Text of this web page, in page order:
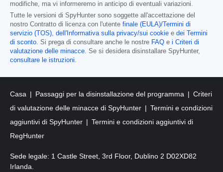
modifiche, ma vi informeremo in anticipo di eventuali variazioni.
Tutte le versioni di SpyHunter sono soggette all'accettazione del
nostro Contratto di licenza con l'utente finale (EULA)/Termini di
servizio (TOS), dell'Informativa sulla privacy/sui cookie e dei Termini
di sconto. Si prega di consultare anche le nostre FAQ e i Criteri di
valutazione delle minacce. Se si desidera disinstallare SpyHunter,
consultare le istruzioni.
Casa Passaggi per la disinstallazione del programma
Criteri
di valutazione delle minacce di SpyHunter
Termini e condizioni
aggiuntivi di SpyHunter
Termini e condizioni aggiuntivi di
RegHunter
Sede legale: 1 Castle Street, 3rd Floor, Dublino 2 D02XD82
Irlanda.